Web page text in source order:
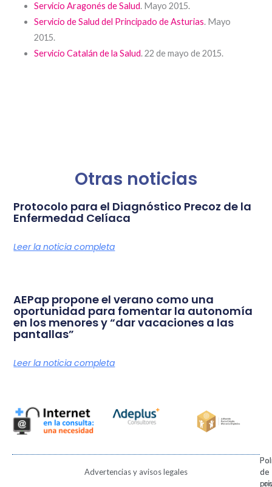
Servicio Aragonés de Salud. Mayo 2015.
Servicio de Salud del Principado de Asturias. Mayo
2015.
Servicio Catalán de la Salud. 22 de mayo de 2015.
Otras noticias
Protocolo para el Diagnóstico Precoz de la
Enfermedad Celíaca
Leer la noticia completa
AEPap propone el verano como una
oportunidad para fomentar la autonomía
en los menores y “dar vacaciones a las
pantallas”
Leer la noticia completa
Advertencias y avisos legales
de
de